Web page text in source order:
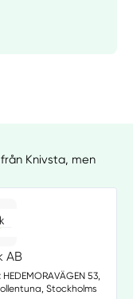
Knivsta, men
AB
HEDEMORAVÄGEN 53,
Stockholms